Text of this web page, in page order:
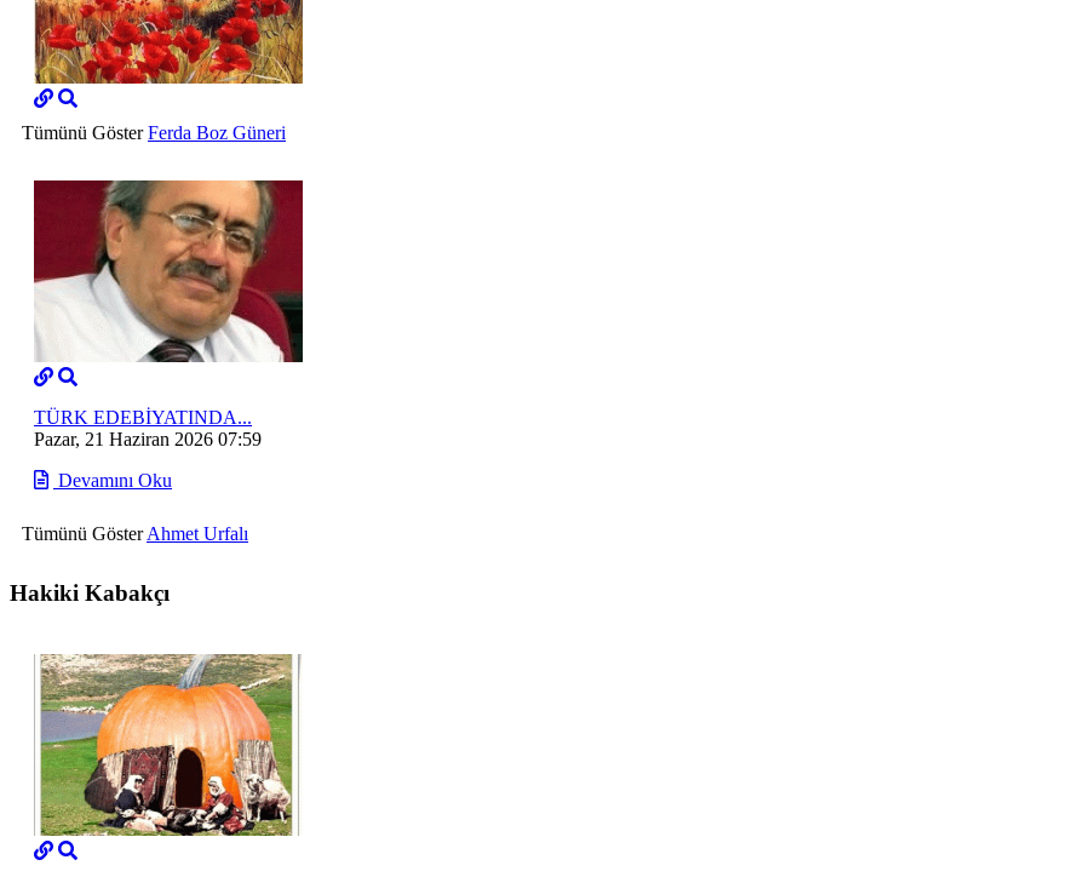
Tümünü GösterFerda Boz Güneri
TÜRK EDEBİYATINDA...
Pazar, 21 Haziran 2026 07:59
Devamını Oku
Tümünü GösterAhmet Urfalı
Hakiki Kabakçı